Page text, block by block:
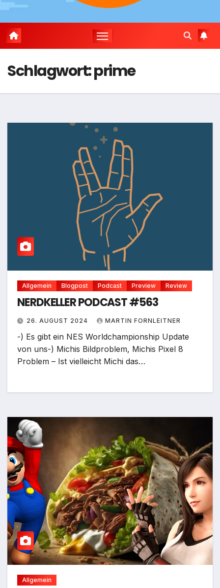
Schlagwort:prime
Allgemein Blogpost Podcast Preview Review
NERDKELLER PODCAST #563
26. AUGUST 2024 MARTIN FORNLEITNER
-) Es gibt ein NES Worldchampionship Update
von uns-) Michis Bildproblem, Michis Pixel 8
Problem – Ist vielleicht Michi das…
Allgemein